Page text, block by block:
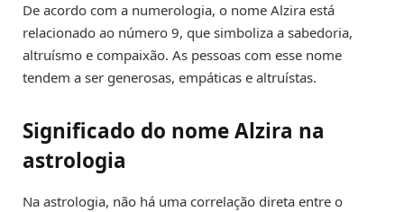
De acordo com a numerologia, o nome Alzira está
relacionado ao número 9, que simboliza a sabedoria,
altruísmo e compaixão. As pessoas com esse nome
tendem a ser generosas, empáticas e altruístas.
Significado do nome Alzira na
astrologia
Na astrologia, não há uma correlação direta entre o